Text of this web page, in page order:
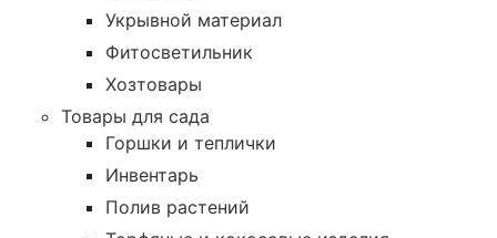
Укрывной материал
Фитосветильник
Хозтовары
Товары для сада
Горшки и теплички
Инвентарь
Полив растений